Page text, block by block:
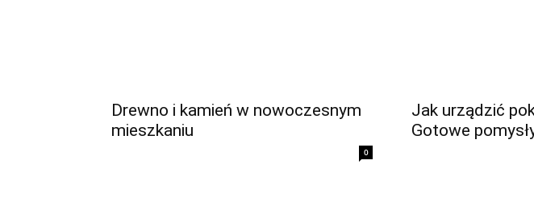
Drewno i kamień w nowoczesnym
mieszkaniu
0
Jak urządzić
Gotowe